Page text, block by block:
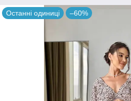
Останні одиниці –60%